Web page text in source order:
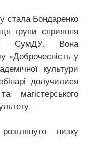
стала Бондаренко
групи сприяння
СумДУ. Вона
«Доброчесність у
культури
долучилися
магістерського
низку